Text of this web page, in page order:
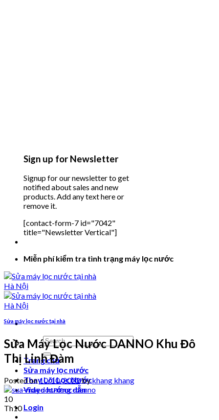
Sign up for Newsletter
Signup for our newsletter to get
notified about sales and new
products. Add any text here or
remove it.
[contact-form-7 id="7042"
title="Newsletter Vertical"]
Miễn phí kiểm tra tình trạng máy lọc nước
Search
for:
Trang chủ
Sửa máy lọc nước
Thay Lõi Lọc Nước
Video hướng dẫn
Login
Sửa máy lọc nước tại nhà
Sửa Máy Lọc Nước DANNO Khu Đô
Thị Linh Đàm
Posted on10/10/2022bykhang khang
10
Th10